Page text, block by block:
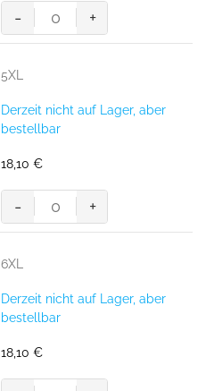
HAKRO
T-
MIKRALINAR®
GRS
royalblau
Menge
- +
5XL
Derzeit nicht auf Lager, aber
bestellbar
18,10 €
HAKRO
T-
MIKRALINAR®
GRS
royalblau
Menge
- +
6XL
Derzeit nicht auf Lager, aber
bestellbar
18,10 €